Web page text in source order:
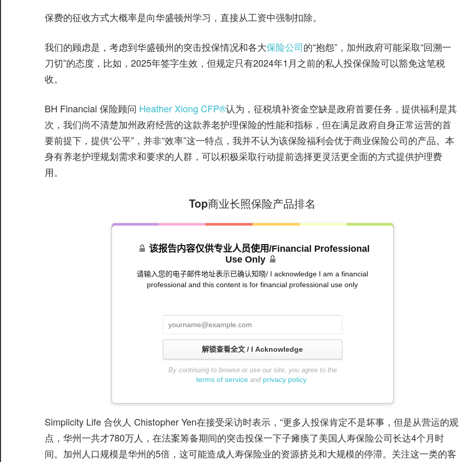
保费的征收方式大概率是向华盛顿州学习，直接从工资中强制扣除。
我们的顾虑是，考虑到华盛顿州的突击投保情况和各大保险公司的“抱怨”，加州政府可能采取“回溯一
刀切”的态度，比如，2025年签字生效，但规定只有2024年1月之前的私人投保保险可以豁免这笔税
收。
BH Financial 保险顾问 Heather Xiong CFP®️认为，征税填补资金空缺是政府首要任务，提供福利是其
次，我们尚不清楚加州政府经营的这款养老护理保险的性能和指标，但在满足政府自身正常运营的首
要前提下，提供“公平”，并非“效率”这一特点，我并不认为该保险福利会优于商业保险公司的产品。本
身有养老护理规划需求和要求的人群，可以积极采取行动提前选择更灵活更全面的方式提供护理费
用。
Top商业长照保险产品排名
该报告内容仅供专业人员使用/Financial Professional
Use Only
请输入您的电子邮件地址表示已确认知晓/ I acknowledge I am a financial
professional and this content is for financial professional use only
解锁查看全文 / I Acknowledge
By continuing to browse or use our site, you agree to the
terms of service and privacy policy.
Simplicity Life 合伙人 Chistopher Yen在接受采访时表示，“更多人投保肯定不是坏事，但是从营运的观
点，华州一共才780万人，在法案筹备期间的突击投保一下子瘫痪了美国人寿保险公司长达4个月时
间。加州人口规模是华州的5倍，这可能造成人寿保险业的资源挤兑和大规模的停滞。关注这一类的客